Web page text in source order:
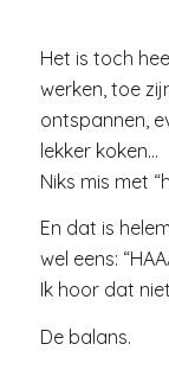
Het is toch
werken, toe
ontspannen,
lekker koken…
Niks mis met
En dat is
wel eens:
Ik hoor dat
De balans.